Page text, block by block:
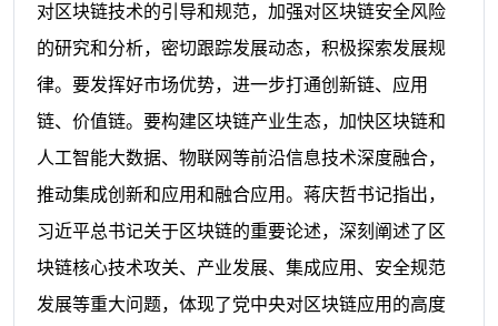
对区块链技术的引导和规范，加强对区块链安全风险
的研究和分析，密切跟踪发展动态，积极探索发展规
律。要发挥好市场优势，进一步打通创新链、应用
链、价值链。要构建区块链产业生态，加快区块链和
人工智能大数据、物联网等前沿信息技术深度融合，
推动集成创新和应用和融合应用。蒋庆哲书记指出，
习近平总书记关于区块链的重要论述，深刻阐述了区
块链核心技术攻关、产业发展、集成应用、安全规范
发展等重大问题，体现了党中央对区块链应用的高度